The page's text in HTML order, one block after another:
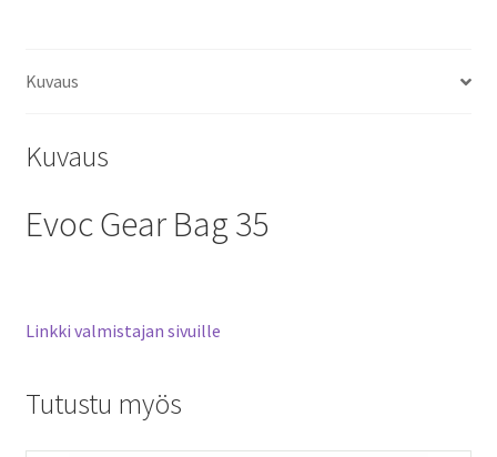
Kuvaus
Kuvaus
Evoc Gear Bag 35
Linkki valmistajan sivuille
Tutustu myös